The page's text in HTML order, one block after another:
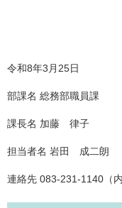
令和8年3月25日
部課名 総務部職員課
課長名 加藤 律子
担当者名 岩田 成二朗
連絡先 083-231-1140（内